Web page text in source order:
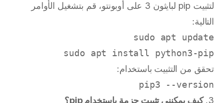
لتثبيت pip لبايثون 3 على أوبونتو، قم بتشغيل الأوامر
التالية:
sudo apt update
sudo apt install python3-pip
تحقق من التثبيت باستخدام:
pip3 --version
3. كيف يمكنني تثبيت حزمة باستخدام pip؟